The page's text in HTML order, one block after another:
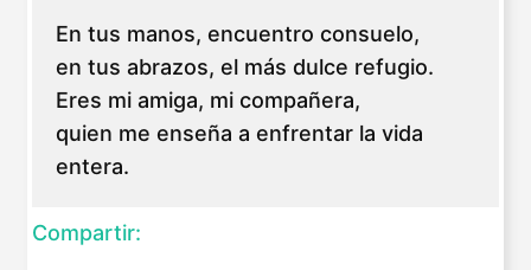
En tus manos, encuentro consuelo,
en tus abrazos, el más dulce refugio.
Eres mi amiga, mi compañera,
quien me enseña a enfrentar la vida
entera.
Compartir: